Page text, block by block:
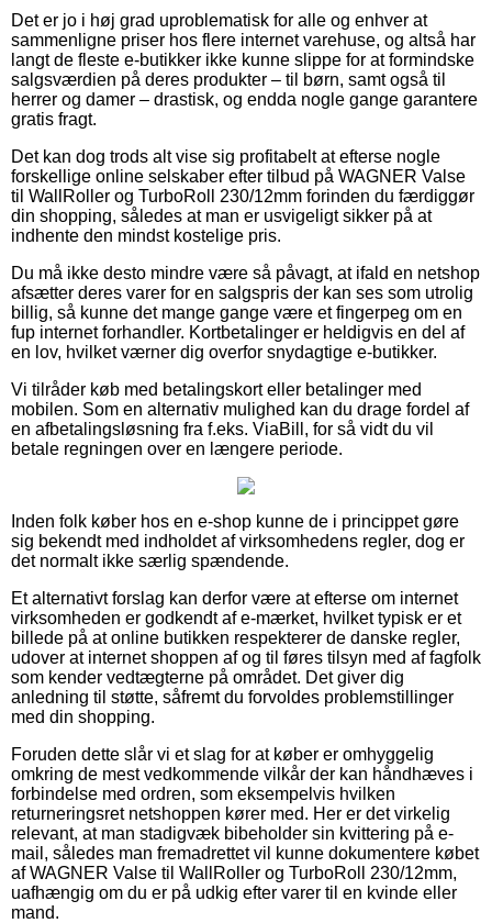
Det er jo i høj grad uproblematisk for alle og enhver at
sammenligne priser hos flere internet varehuse, og altså har
langt de fleste e-butikker ikke kunne slippe for at formindske
salgsværdien på deres produkter – til børn, samt også til
herrer og damer – drastisk, og endda nogle gange garantere
gratis fragt.
Det kan dog trods alt vise sig profitabelt at efterse nogle
forskellige online selskaber efter tilbud på WAGNER Valse
til WallRoller og TurboRoll 230/12mm forinden du færdiggør
din shopping, således at man er usvigeligt sikker på at
indhente den mindst kostelige pris.
Du må ikke desto mindre være så påvagt, at ifald en netshop
afsætter deres varer for en salgspris der kan ses som utrolig
billig, så kunne det mange gange være et fingerpeg om en
fup internet forhandler. Kortbetalinger er heldigvis en del af
en lov, hvilket værner dig overfor snydagtige e-butikker.
Vi tilråder køb med betalingskort eller betalinger med
mobilen. Som en alternativ mulighed kan du drage fordel af
en afbetalingsløsning fra f.eks. ViaBill, for så vidt du vil
betale regningen over en længere periode.
Inden folk køber hos en e-shop kunne de i princippet gøre
sig bekendt med indholdet af virksomhedens regler, dog er
det normalt ikke særlig spændende.
Et alternativt forslag kan derfor være at efterse om internet
virksomheden er godkendt af e-mærket, hvilket typisk er et
billede på at online butikken respekterer de danske regler,
udover at internet shoppen af og til føres tilsyn med af fagfolk
som kender vedtægterne på området. Det giver dig
anledning til støtte, såfremt du forvoldes problemstillinger
med din shopping.
Foruden dette slår vi et slag for at køber er omhyggelig
omkring de mest vedkommende vilkår der kan håndhæves i
forbindelse med ordren, som eksempelvis hvilken
returneringsret netshoppen kører med. Her er det virkelig
relevant, at man stadigvæk bibeholder sin kvittering på e-
mail, således man fremadrettet vil kunne dokumentere købet
af WAGNER Valse til WallRoller og TurboRoll 230/12mm,
uafhængig om du er på udkig efter varer til en kvinde eller
mand.